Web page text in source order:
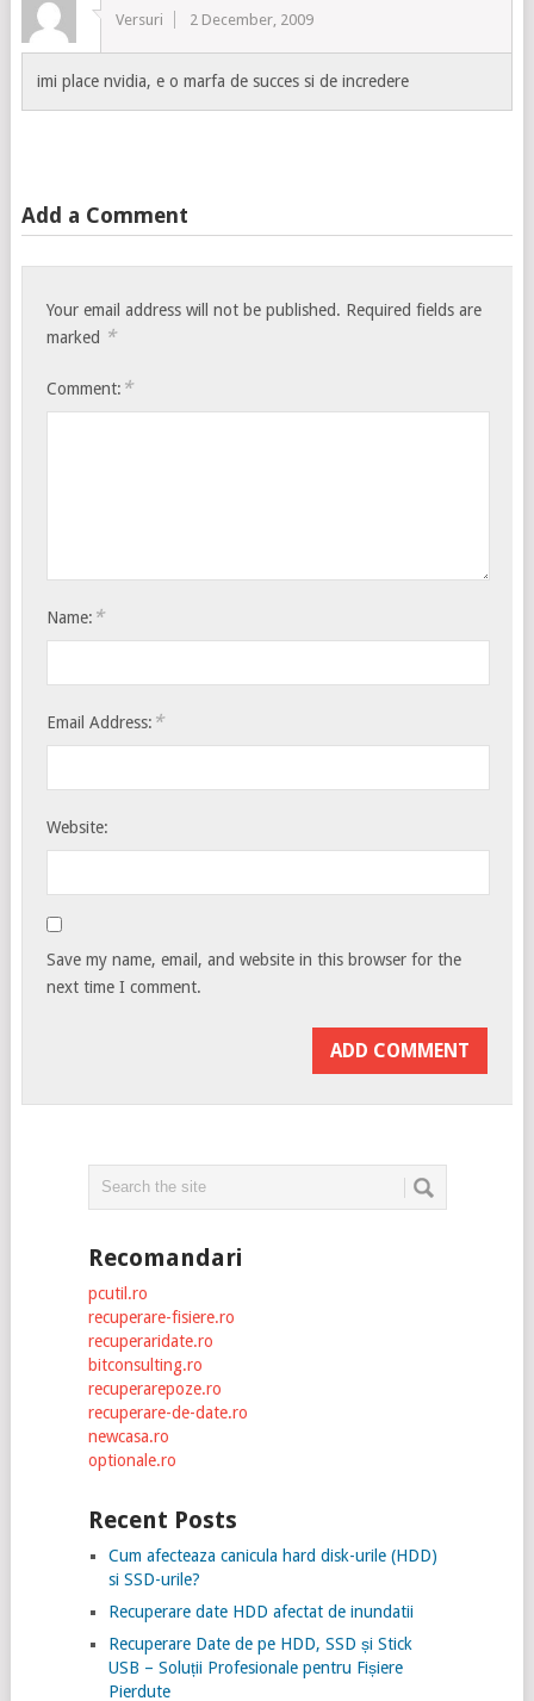
Versuri 2 December, 2009
imi place nvidia, e o marfa de succes si de incredere
Add a Comment
Your email address will not be published. Required fields are
marked *
Comment: *
Name: *
Email Address: *
Website:
Save my name, email, and website in this browser for the
next time I comment.
Recomandari
pcutil.ro
recuperare-fisiere.ro
recuperaridate.ro
bitconsulting.ro
recuperarepoze.ro
recuperare-de-date.ro
newcasa.ro
optionale.ro
Recent Posts
Cum afecteaza canicula hard disk-urile (HDD)
si SSD-urile?
Recuperare date HDD afectat de inundatii
Recuperare Date de pe HDD, SSD și Stick
USB – Soluții Profesionale pentru Fișiere
Pierdute